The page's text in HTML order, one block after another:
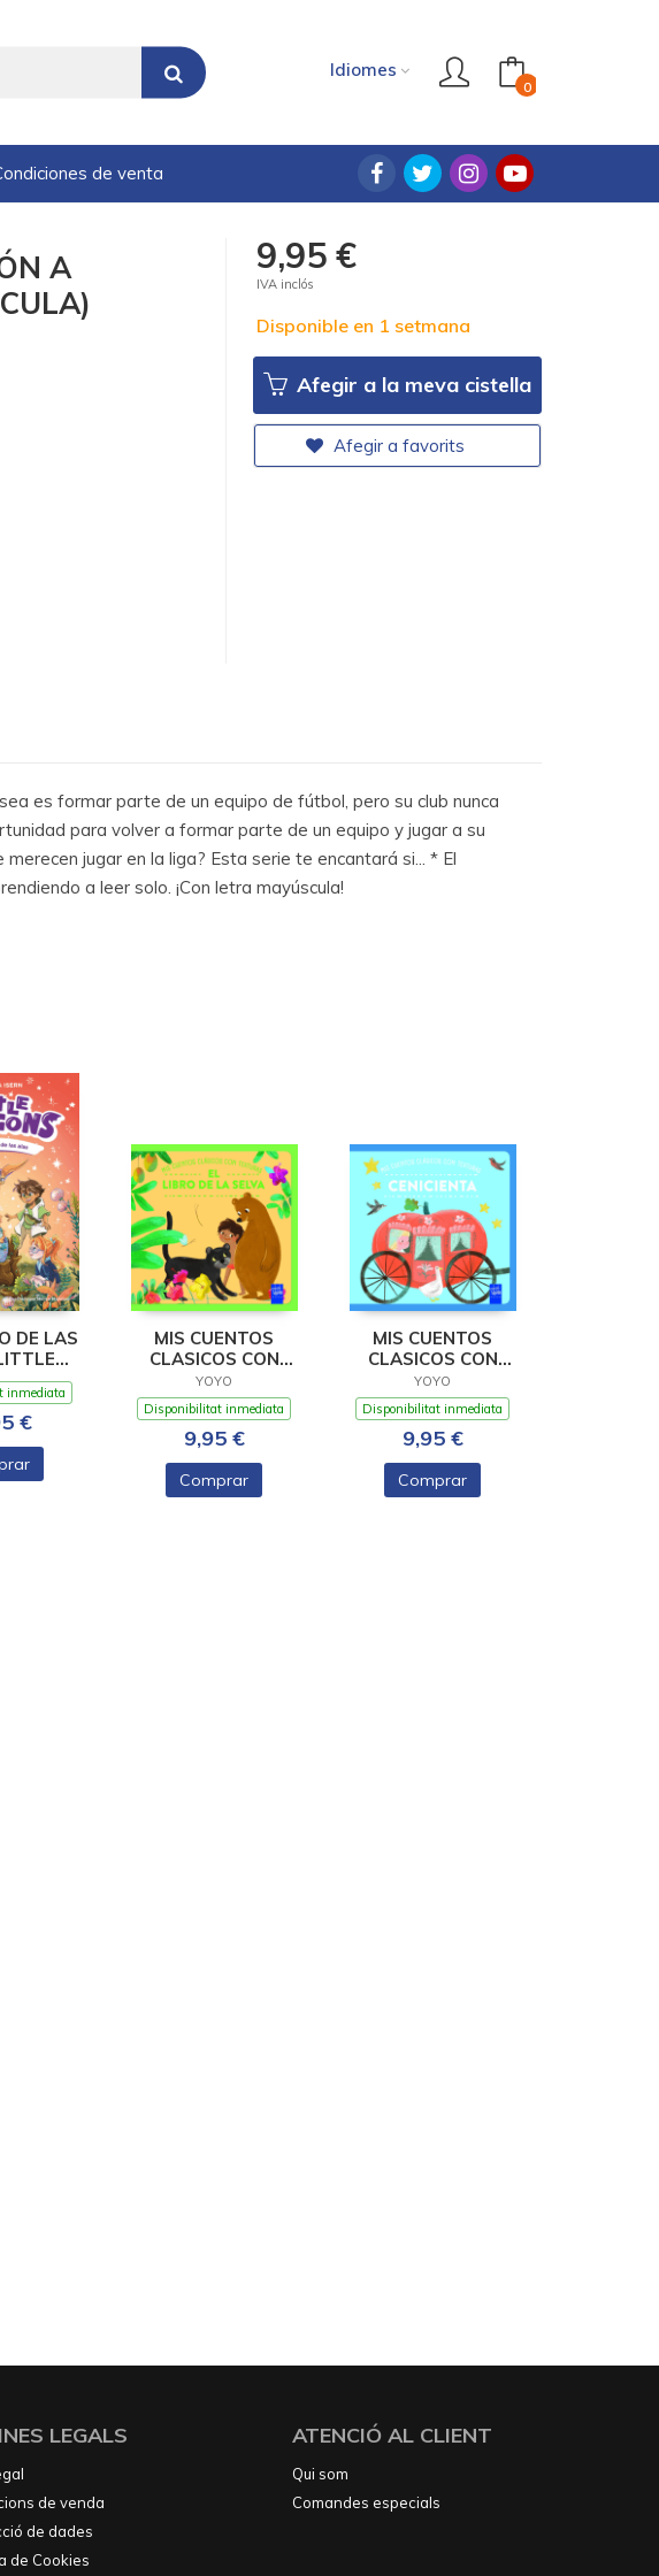
Idiomes
0
de venta
A
9,95 €
IVA inclós
Disponible en 1 setmana
Afegir a la meva cistella
Afegir a favorits
es formar parte de un equipo de fútbol, pero su club nunca
para volver a formar parte de un equipo y jugar a su
jugar en la liga? Esta serie te encantará si... * El
a leer solo. ¡Con letra mayúscula!
DE LAS
inmediata
€
MIS CUENTOS
CLASICOS CON
TEXTURAS. EL LIBRO
DE LA
YOYO
Disponibilitat inmediata
9,95 €
Comprar
MIS CUENTOS
CLASICOS CON
TEXTURAS.
CENICIENTA
YOYO
Disponibilitat inmediata
9,95 €
Comprar
LEGALS
de venda
de dades
de Cookies
ATENCIÓ AL CLIENT
Qui som
Comandes especials